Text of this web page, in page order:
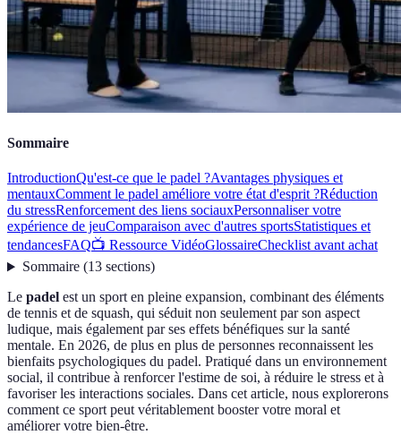
Sommaire
IntroductionQu'est-ce que le padel ?Avantages physiques et
mentauxComment le padel améliore votre état d'esprit ?Réduction
du stressRenforcement des liens sociauxPersonnaliser votre
expérience de jeuComparaison avec d'autres sportsStatistiques et
tendancesFAQ📺 Ressource VidéoGlossaireChecklist avant achat
Sommaire(13 sections)
Le padel est un sport en pleine expansion, combinant des éléments
de tennis et de squash, qui séduit non seulement par son aspect
ludique, mais également par ses effets bénéfiques sur la santé
mentale. En 2026, de plus en plus de personnes reconnaissent les
bienfaits psychologiques du padel. Pratiqué dans un environnement
social, il contribue à renforcer l'estime de soi, à réduire le stress et à
favoriser les interactions sociales. Dans cet article, nous explorerons
comment ce sport peut véritablement booster votre moral et
améliorer votre bien-être.